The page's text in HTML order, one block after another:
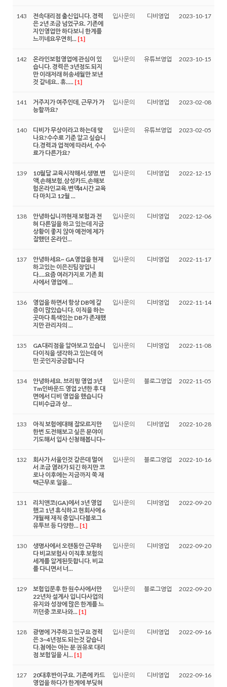
143
전속대리점 출신입니다. 경력
은 2년 조금 넘었구요. 기존에
지인영업만 하다보니 한계를
느끼네요우연히... [1]
입사문의 디비영업 2023-10-17
142
온라인보험영업에 관심이 있
습니다. 경력은 3년정도 되지
만 이래저래 허송세월만 보낸
것 같네요.. 휴..... [1]
입사문의 유튜브영업 2023-10-15
141
거주지가 여주인데, 근무가 가
능할까요?
입사문의 디비영업 2023-02-08
140
디비가 무상이라고 하는데 맞
나요?수수료 기준 알고 싶습니
다.경력과 업적에 따라서, 수수
료가 다른가요?
입사문의 유튜브영업 2023-02-05
139
10월달 교육시작해서.생명,변
액,손해보험,삼성카드,손해보
험온라인교육.변액4시간 교육
다 마치고 12월 ...
입사문의 디비영업 2022-12-15
138
안녕하십니까현재 보험과 전
혀 다른일을 하고 있는데 지금
상황이 좋지 않아 예전에 제가
잘했던 온라인...
입사문의 디비영업 2022-12-06
137
안녕하세요~ GA영업을 현재
하고있는 이은진팀장입니
다....요즘 여러가지로 기존 회
사에서 영업에 ...
입사문의 디비영업 2022-11-17
136
영업을 하면서 항상 DB에 갈
증이 많았습니다. 이직을 하는
곳마다 특색있는 DB가 존재했
지만 관리자의 ...
입사문의 디비영업 2022-11-14
135
GA대리점을 알아보고 있습니
다이직을 생각하고 있는데 어
떤 곳인지궁금합니다
입사문의 디비영업 2022-11-08
134
안녕하세요. 브리핑 영업 3년
Tm인바운드 영업 2년한 후 대
면에서 디비 영업을 했습니다
디비수급과 상...
입사문의 블로그영업 2022-11-05
133
아직 보험에대해 잘모르지만
한번 도전해보고 싶은 분야이
기도해서 입사 신청해봅니다~
입사문의 디비영업 2022-10-28
132
회사가 서울인것 같은데 멀어
서 조금 염려가 되긴 하지만 코
로나 이후에는 지금까지 쭉 재
택근무로 일을...
입사문의 블로그영업 2022-10-16
131
리치앤코(GA)에서 3년 영업
했고 1년 휴식하고 현회사에 6
개월째 재직 중입니다블로그
유투브 등 다양한... [1]
입사문의 디비영업 2022-09-20
130
생명사에서 오랜동안 근무하
다 비교보험사 이직후 보험의
세계를 알게된듯합니다. 비교
를 다니면서 너...
입사문의 디비영업 2022-09-20
129
보험입문후 한 원수사에서만
22년차 설계사 입니다사업의
유지와 성장에 많은 한계를 느
끼던중 코로나와... [1]
입사문의 블로그영업 2022-09-20
128
광명에 거주하고 있구요 경력
은 3~4년정도 되는것 같습니
다.첨에는 아는 분 권유로 대리
점 보험일을 시... [1]
입사문의 디비영업 2022-09-16
127
20대후반이구요. 기존에 카드
영업을 하다가 한계에 부딪혀
입사문의 디비영업 2022-09-16